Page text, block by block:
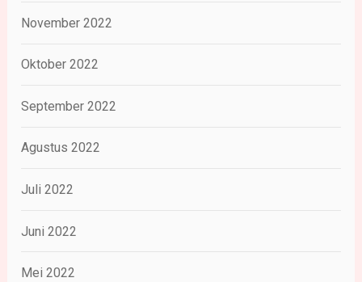
November 2022
Oktober 2022
September 2022
Agustus 2022
Juli 2022
Juni 2022
Mei 2022